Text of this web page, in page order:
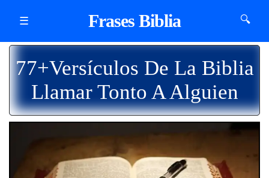
☰ Frases Biblia 🔍
77+Versículos De La Biblia
Llamar Tonto A Alguien